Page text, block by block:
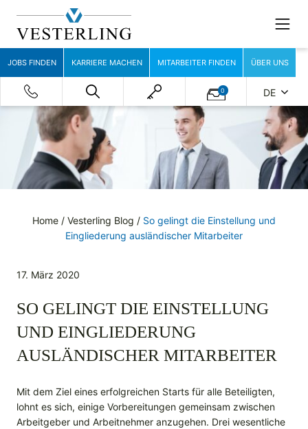
JOBS FINDEN KARRIERE MACHEN MITARBEITER FINDEN ÜBER UNS
0 DE
Home / Vesterling Blog / So gelingt die Einstellung und
Eingliederung ausländischer Mitarbeiter
17. März 2020
SO GELINGT DIE EINSTELLUNG
UND EINGLIEDERUNG
AUSLÄNDISCHER MITARBEITER
Mit dem Ziel eines erfolgreichen Starts für alle Beteiligten,
lohnt es sich, einige Vorbereitungen gemeinsam zwischen
Arbeitgeber und Arbeitnehmer anzugehen. Drei wesentliche